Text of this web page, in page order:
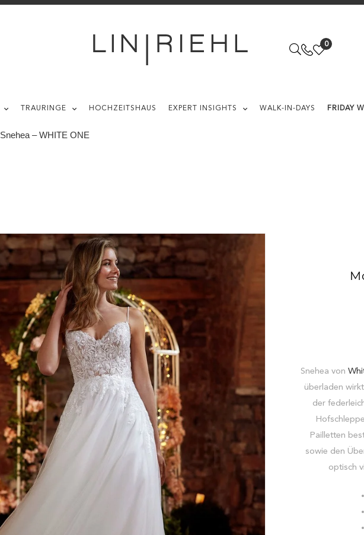
0
TRAURINGE HOCHZEITSHAUS EXPERT INSIGHTS WALK-IN-DAYS FRIDAY
Snehea – WHITE ONE
Snehea von
überladen
der
Pailletten
sowie den
optisch